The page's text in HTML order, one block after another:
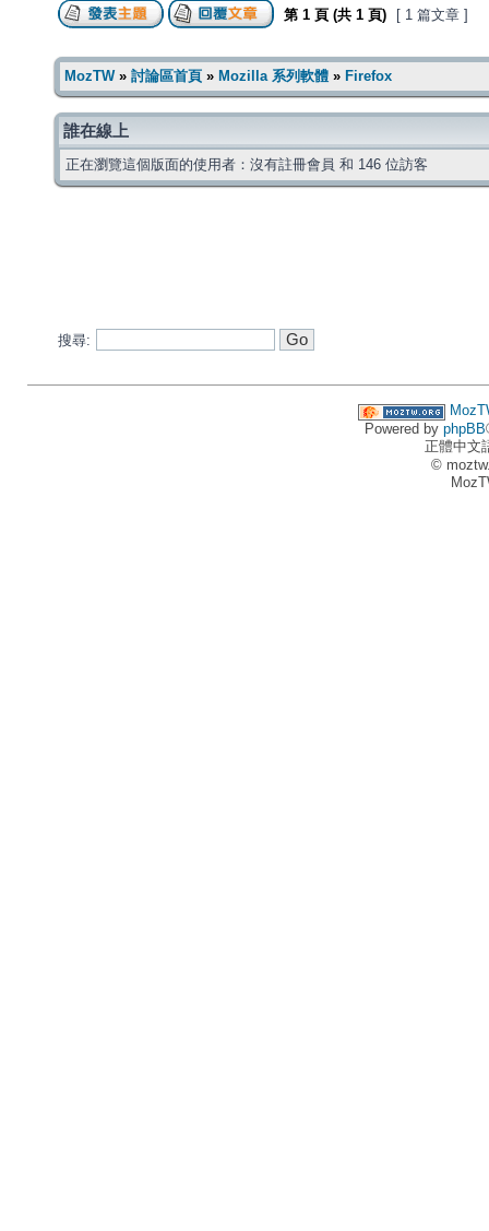
第 1 頁 (共 1 頁) [ 1 篇文章 ]
MozTW» 討論區首頁 » Mozilla 系列軟體 » Firefox
誰在線上
正在瀏覽這個版面的使用者：沒有註冊會員 和 146 位訪客
搜尋:
Powered by phpBB
正體中文
©